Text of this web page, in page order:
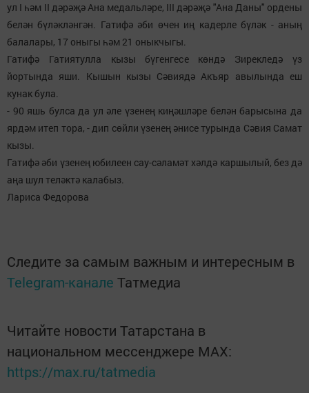
ул I һәм II дәрәҗә Ана медальләре, III дәрәҗә "Ана Даны" ордены
белән бүләкләнгән. Гатифә әби өчен иң кадерле бүләк - аның
балалары, 17 оныгы һәм 21 оныкчыгы.
Гатифә Гатиятулла кызы бүгенгесе көндә Зирекледә үз
йортында яши. Кышын кызы Сәвиядә Акъяр авылында еш
кунак була.
- 90 яшь булса да ул әле үзенең киңәшләре белән барысына да
ярдәм итеп тора, - дип сөйли үзенең әнисе турында Сәвия Самат
кызы.
Гатифә әби үзенең юбилеен сау-сәламәт хәлдә каршылый, без дә
аңа шул теләктә калабыз.
Лариса Федорова
Следите за самым важным и интересным в
Telegram-канале Татмедиа
Читайте новости Татарстана в
национальном мессенджере MАХ:
https://max.ru/tatmedia